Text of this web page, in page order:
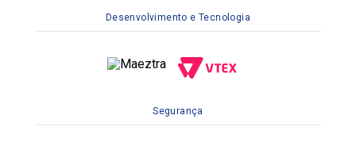
Desenvolvimento e Tecnologia
Segurança